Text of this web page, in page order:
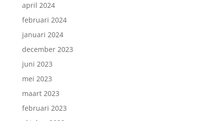
april 2024
februari 2024
januari 2024
december 2023
juni 2023
mei 2023
maart 2023
februari 2023